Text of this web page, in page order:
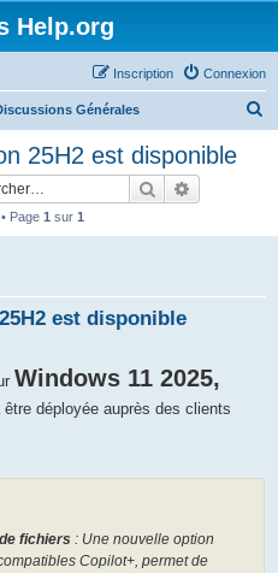
Help.org
Connexion
Inscription
Générales
25H2 est disponible
Rechercher
Page 1 sur 1
est disponible
Windows 11 2025,
déployée auprès des clients
fichiers : Une nouvelle option
Copilot+, permet de